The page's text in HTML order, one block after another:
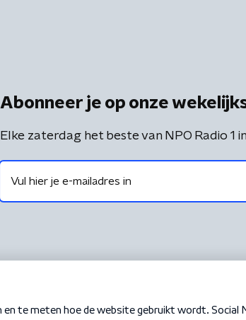
Abonneer je op onze
Elke zaterdag het beste van NPO Radio 1